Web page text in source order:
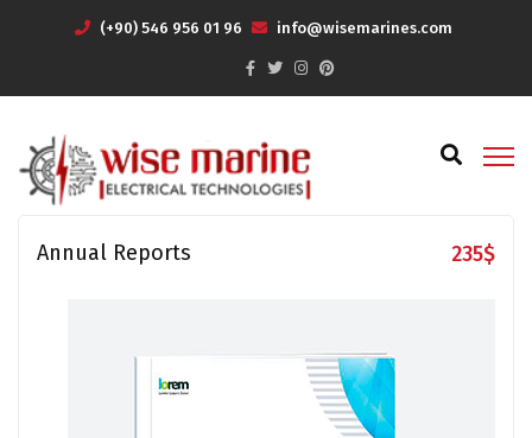
(+90) 546 956 01 96 info@wisemarines.com
Annual Reports 235$